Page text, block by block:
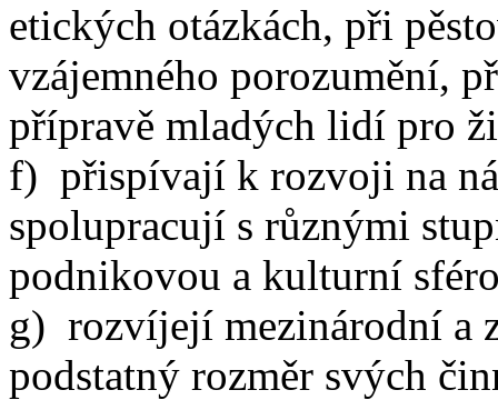
etických otázkách, při
vzájemného porozumění,
přípravě mladých lidí pro
f) přispívají k rozvoji na
spolupracují s různými
podnikovou a kulturní
g) rozvíjejí mezinárodní a
podstatný rozměr svých